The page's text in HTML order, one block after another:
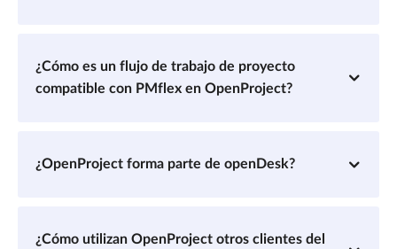
¿Cómo es un flujo de trabajo de proyecto
compatible con PMflex en OpenProject?
¿OpenProject forma parte de openDesk?
¿Cómo utilizan OpenProject otros clientes del